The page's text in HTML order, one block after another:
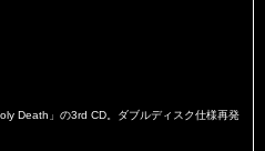
Death」の3rd CD。ダブルディスク仕様再発